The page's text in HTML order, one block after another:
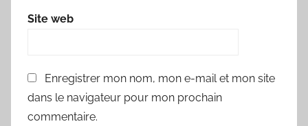
Site web
Enregistrer mon nom, mon e-mail et mon site
dans le navigateur pour mon prochain
commentaire.